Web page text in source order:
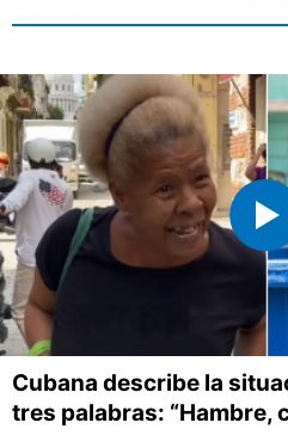
Cubana describe la
tres palabras: “Hambre,